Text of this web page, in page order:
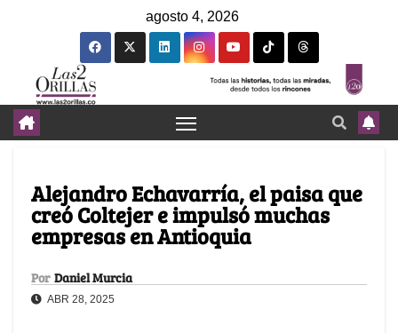
agosto 4, 2026
Alejandro Echavarría, el paisa que
creó Coltejer e impulsó muchas
empresas en Antioquia
Por Daniel Murcia
ABR 28, 2025